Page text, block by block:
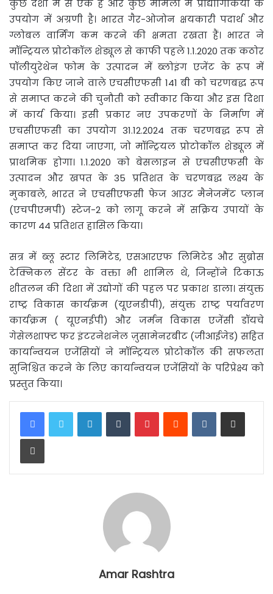
कुछ देशों में से एक है और कुछ मामलों में प्रौद्योगिकियों के
उपयोग में अग्रणी है। भारत गैर-ओजोन क्षयकारी पदार्थ और
ग्लोबल वार्मिंग कम करने की क्षमता रखता हैं। भारत ने
मॉन्ट्रियल प्रोटोकॉल शेड्यूल से काफी पहले 1.1.2020 तक कठोर
पॉलीयुरेथेन फोम के उत्पादन में ब्लोइंग एजेंट के रूप में
उपयोग किए जाने वाले एचसीएफसी 141 बी को चरणबद्ध रूप
से समाप्त करने की चुनौती को स्‍वीकार किया और इस दिशा
में कार्य किया। इसी प्रकार नए उपकरणों के निर्माण में
एचसीएफसी का उपयोग 31.12.2024 तक चरणबद्ध रूप से
समाप्त कर दिया जाएगा, जो मॉन्ट्रियल प्रोटोकॉल शेड्यूल में
प्राथमिक होगा। 1.1.2020 को बेसलाइन से एचसीएफसी के
उत्पादन और खपत के 35 प्रतिशत के चरणबद्ध लक्ष्य के
मुकाबले, भारत ने एचसीएफसी फेज आउट मैनेजमेंट प्लान
(एचपीएमपी) स्टेज-2 को लागू करने में सक्रिय उपायों के
कारण 44 प्रतिशत हासिल किया।
सत्र में ब्लू स्टार लिमिटेड, एसआरएफ लिमिटेड और सुब्रोस
टेक्निकल सेंटर के वक्ता भी शामिल थे, जिन्होंने टिकाऊ
शीतलन की दिशा में उद्योगों की पहल पर प्रकाश डाला। संयुक्त
राष्ट्र विकास कार्यक्रम (यूएनडीपी), संयुक्त राष्ट्र पर्यावरण
कार्यक्रम ( यूएनईपी) और जर्मन विकास एजेंसी डॉयचे
गेसेलशाफ्ट फर इंटरनेशनेल ज़ुसामेनरबीट (जीआईजेड) सहित
कार्यान्वयन एजेंसियों ने मॉन्ट्रियल प्रोटोकॉल की सफलता
सुनिश्चित करने के लिए कार्यान्वयन एजेंसियों के परिप्रेक्ष्य को
प्रस्तुत किया।
LinkedInTumblrPinterestReddit VKontakteShare via Email
Print
Amar Rashtra